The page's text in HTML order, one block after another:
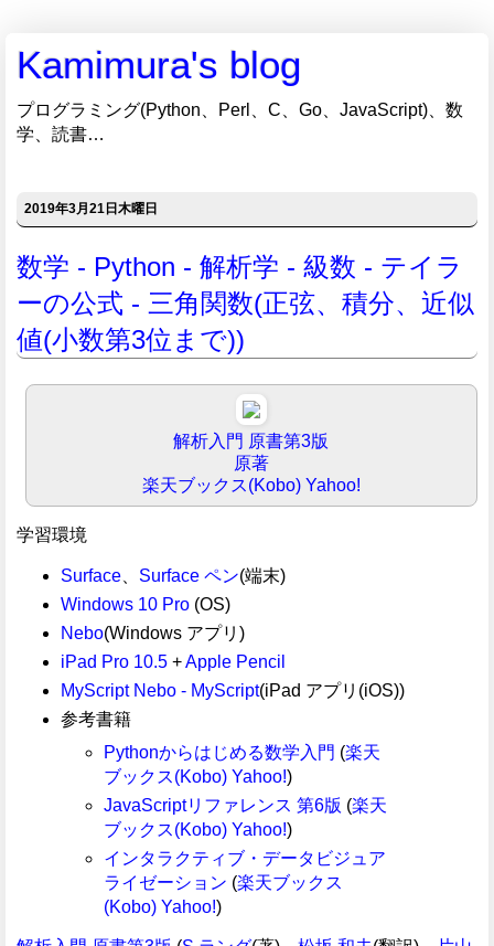
Kamimura's blog
プログラミング(Python、Perl、C、Go、JavaScript)、数
学、読書…
2019年3月21日木曜日
数学 - Python - 解析学 - 級数 - テイラ
ーの公式 - 三角関数(正弦、積分、近似
値(小数第3位まで))
解析入門 原書第3版
原著
楽天ブックス(Kobo) Yahoo!
学習環境
Surface、 Surface ペン(端末)
Windows 10 Pro(OS)
Nebo(Windows アプリ)
iPad Pro 10.5+Apple Pencil
MyScript Nebo - MyScript(iPad アプリ(iOS))
参考書籍
Pythonからはじめる数学入門 (楽天
ブックス(Kobo) Yahoo!)
JavaScriptリファレンス 第6版 (楽天
ブックス(Kobo) Yahoo!)
インタラクティブ・データビジュア
ライゼーション (楽天ブックス
(Kobo) Yahoo!)